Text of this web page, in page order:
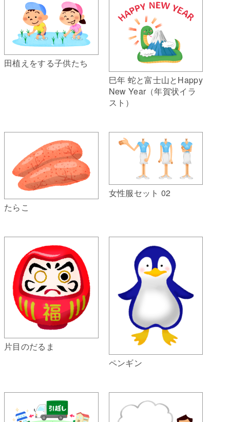
田植えをする子供たち
巳年 蛇と富士山とHappy
New Year（年賀状イラ
スト）
たらこ
女性服セット 02
片目のだるま
ペンギン